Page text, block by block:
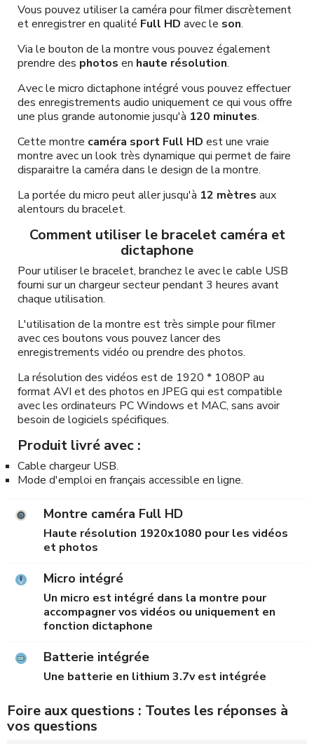
Vous pouvez utiliser la caméra pour filmer discrètement
et enregistrer en qualité Full HD avec le son.
Via le bouton de la montre vous pouvez également
prendre des photos en haute résolution.
Avec le micro dictaphone intégré vous pouvez effectuer
des enregistrements audio uniquement ce qui vous offre
une plus grande autonomie jusqu'à 120 minutes.
Cette montre caméra sport Full HD est une vraie
montre avec un look très dynamique qui permet de faire
disparaitre la caméra dans le design de la montre.
La portée du micro peut aller jusqu'à 12 mètres aux
alentours du bracelet.
Comment utiliser le bracelet caméra et
dictaphone
Pour utiliser le bracelet, branchez le avec le cable USB
fourni sur un chargeur secteur pendant 3 heures avant
chaque utilisation.
L'utilisation de la montre est très simple pour filmer
avec ces boutons vous pouvez lancer des
enregistrements vidéo ou prendre des photos.
La résolution des vidéos est de 1920 * 1080P au
format AVI et des photos en JPEG qui est compatible
avec les ordinateurs PC Windows et MAC, sans avoir
besoin de logiciels spécifiques.
Produit livré avec :
Cable chargeur USB.
Mode d'emploi en français accessible en ligne.
Montre caméra Full HD
Haute résolution 1920x1080 pour les vidéos
et photos
Micro intégré
Un micro est intégré dans la montre pour
accompagner vos vidéos ou uniquement en
fonction dictaphone
Batterie intégrée
Une batterie en lithium 3.7v est intégrée
Foire aux questions : Toutes les réponses à
vos questions